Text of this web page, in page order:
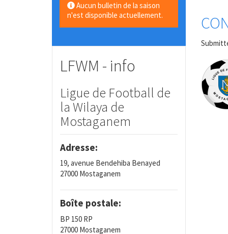
Aucun bulletin de la saison
n'est disponible actuellement.
LFWM - info
Ligue de Football de
la Wilaya de
Mostaganem
Adresse:
19, avenue Bendehiba Benayed
27000 Mostaganem
Boîte postale:
BP 150 RP
27000 Mostaganem